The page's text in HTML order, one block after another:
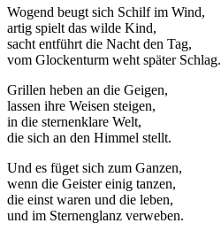
Wogend beugt sich Schilf im Wind,
artig spielt das wilde Kind,
sacht entführt die Nacht den Tag,
vom Glockenturm weht später Schlag.
Grillen heben an die Geigen,
lassen ihre Weisen steigen,
in die sternenklare Welt,
die sich an den Himmel stellt.
Und es füget sich zum Ganzen,
wenn die Geister einig tanzen,
die einst waren und die leben,
und im Sternenglanz verweben.